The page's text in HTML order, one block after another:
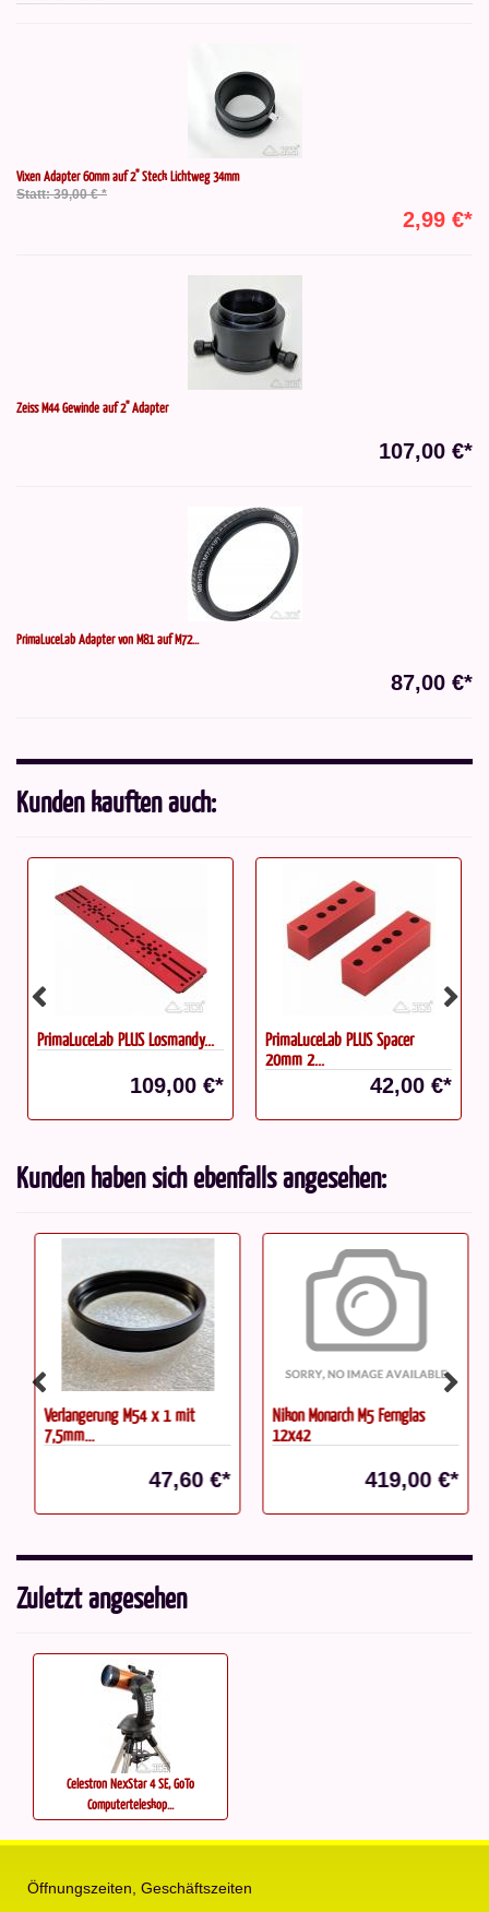
Vixen Adapter 60mm auf 2" Steck Lichtweg 34mm
Statt: 39,00 € *
2,99 €*
Zeiss M44 Gewinde auf 2" Adapter
107,00 €*
PrimaLuceLab Adapter von M81 auf M72...
87,00 €*
Kunden kauften auch:
PrimaLuceLab PLUS Losmandy...
109,00 €*
PrimaLuceLab PLUS Spacer
20mm 2...
42,00 €*
Kunden haben sich ebenfalls angesehen:
Verlängerung M54 x 1 mit
7,5mm...
47,60 €*
Nikon Monarch M5 Fernglas
12x42
419,00 €*
Zuletzt angesehen
Celestron NexStar 4 SE, GoTo
Computerteleskop...
Öffnungszeiten, Geschäftszeiten